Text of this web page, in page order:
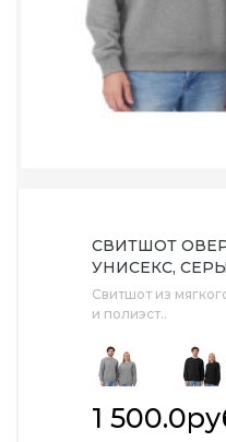
СВИТШОТ
УНИСЕКС,
Свитшот из
и полиэст..
1